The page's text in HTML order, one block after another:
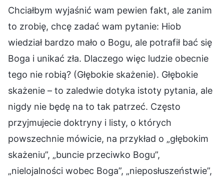
Chciałbym wyjaśnić wam pewien fakt, ale zanim
to zrobię, chcę zadać wam pytanie: Hiob
wiedział bardzo mało o Bogu, ale potrafił bać się
Boga i unikać zła. Dlaczego więc ludzie obecnie
tego nie robią? (Głębokie skażenie). Głębokie
skażenie – to zaledwie dotyka istoty pytania, ale
nigdy nie będę na to tak patrzeć. Często
przyjmujecie doktryny i listy, o których
powszechnie mówicie, na przykład o „głębokim
skażeniu”, „buncie przeciwko Bogu”,
„nielojalności wobec Boga”, „nieposłuszeństwie”,